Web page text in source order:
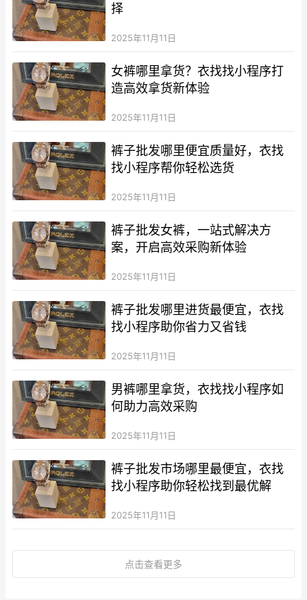
择
2025年11月11日
女裤哪里拿货？衣找找小程序打
造高效拿货新体验
2025年11月11日
裤子批发哪里便宜质量好，衣找
找小程序帮你轻松选货
2025年11月11日
裤子批发女裤，一站式解决方
案，开启高效采购新体验
2025年11月11日
裤子批发哪里进货最便宜，衣找
找小程序助你省力又省钱
2025年11月11日
男裤哪里拿货，衣找找小程序如
何助力高效采购
2025年11月11日
裤子批发市场哪里最便宜，衣找
找小程序助你轻松找到最优解
2025年11月11日
点击查看更多